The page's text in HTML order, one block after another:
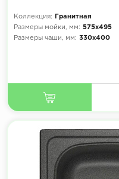
Коллекция:
Гранитная
Размеры мойки, мм: 575х495
Размеры чаши, мм: 330х400